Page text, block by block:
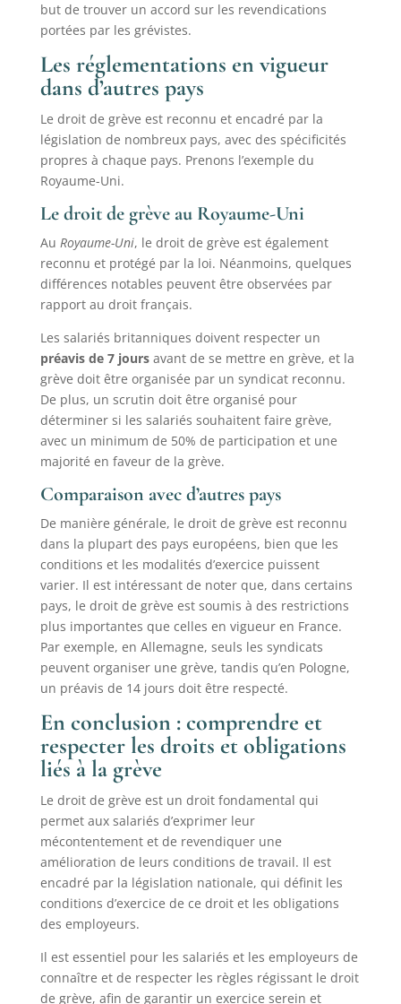
but de trouver un accord sur les revendications
portées par les grévistes.
Les réglementations en vigueur
dans d’autres pays
Le droit de grève est reconnu et encadré par la
législation de nombreux pays, avec des spécificités
propres à chaque pays. Prenons l’exemple du
Royaume-Uni.
Le droit de grève au Royaume-Uni
Au Royaume-Uni, le droit de grève est également
reconnu et protégé par la loi. Néanmoins, quelques
différences notables peuvent être observées par
rapport au droit français.
Les salariés britanniques doivent respecter un
préavis de 7 joursavant de se mettre en grève, et la
grève doit être organisée par un syndicat reconnu.
De plus, un scrutin doit être organisé pour
déterminer si les salariés souhaitent faire grève,
avec un minimum de 50% de participation et une
majorité en faveur de la grève.
Comparaison avec d’autres pays
De manière générale, le droit de grève est reconnu
dans la plupart des pays européens, bien que les
conditions et les modalités d’exercice puissent
varier. Il est intéressant de noter que, dans certains
pays, le droit de grève est soumis à des restrictions
plus importantes que celles en vigueur en France.
Par exemple, en Allemagne, seuls les syndicats
peuvent organiser une grève, tandis qu’en Pologne,
un préavis de 14 jours doit être respecté.
En conclusion : comprendre et
respecter les droits et obligations
liés à la grève
Le droit de grève est un droit fondamental qui
permet aux salariés d’exprimer leur
mécontentement et de revendiquer une
amélioration de leurs conditions de travail. Il est
encadré par la législation nationale, qui définit les
conditions d’exercice de ce droit et les obligations
des employeurs.
Il est essentiel pour les salariés et les employeurs de
connaître et de respecter les règles régissant le droit
de grève, afin de garantir un exercice serein et